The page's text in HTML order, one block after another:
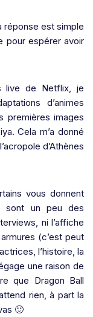
réponse est simple
pour espérer avoir
live de Netflix, je
d’animes
premières images
Cela m’a donné
d’Athènes
vous donnent
sont un peu des
ni l’affiche
(c’est peut
l’histoire, la
une raison de
que Dragon Ball
rien, à part la
🙂